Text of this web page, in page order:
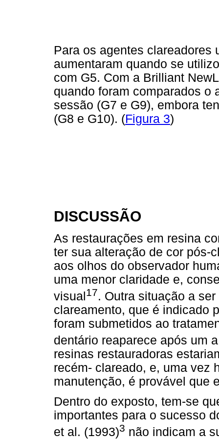
Para os agentes clareadores
aumentaram quando se
com G5. Com a Brilliant
quando foram comparados o
sessão (G7 e G9), embora
(G8 e G10). (Figura 3)
DISCUSSÃO
As restaurações em resina
ter sua alteração de cor pós-
aos olhos do observador
uma menor claridade e,
visual17. Outra situação a
clareamento, que é indicado
foram submetidos ao
dentário reaparece após um
resinas restauradoras
recém- clareado, e, uma vez
manutenção, é provável que
Dentro do exposto, tem-se
importantes para o sucesso
et al. (1993)3 não indicam a